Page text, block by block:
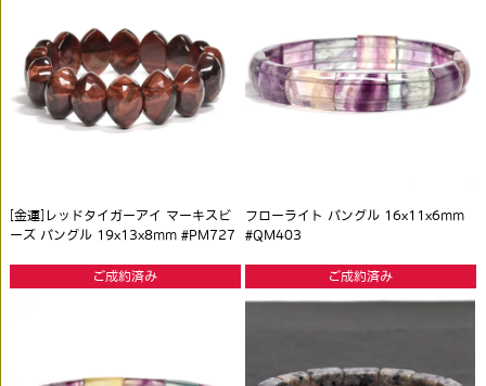
[金運]レッドタイガーアイ マーキスビ
ーズ バングル 19x13x8mm #PM727
ご成約済み
フローライト バングル 16x11x6mm
#QM403
ご成約済み